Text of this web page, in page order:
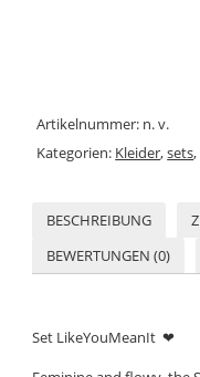
Artikelnummer: n. v.
Kategorien: Kleider,sets,
BESCHREIBUNG
BEWERTUNGEN (0)
Set LikeYouMeanIt ❤